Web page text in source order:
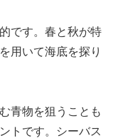
です。春と秋が特
用いて海底を探り
青物を狙うことも
トです。シーバス